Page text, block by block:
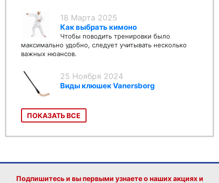
18 Марта 2025
Как выбрать кимоно
Чтобы поводить тренировки было
максимально удобно, следует учитывать несколько
важных нюансов.
25 Ноября 2024
Виды клюшек Vanersborg
ПОКАЗАТЬ ВСЕ
Подпишитесь и вы первыми узнаете о наших акциях и